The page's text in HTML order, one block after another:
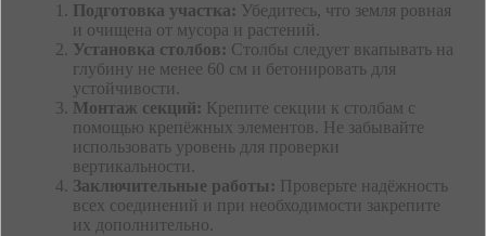
Подготовка участка: Убедитесь, что земля ровная
и очищена от мусора и растений.
Установка столбов: Столбы следует вкапывать на
глубину не менее 60 см и бетонировать для
устойчивости.
Монтаж секций: Крепите секции к столбам с
помощью крепёжных элементов. Не забывайте
использовать уровень для проверки
вертикальности.
Заключительные работы: Проверьте надёжность
всех соединений и при необходимости закрепите
их дополнительно.